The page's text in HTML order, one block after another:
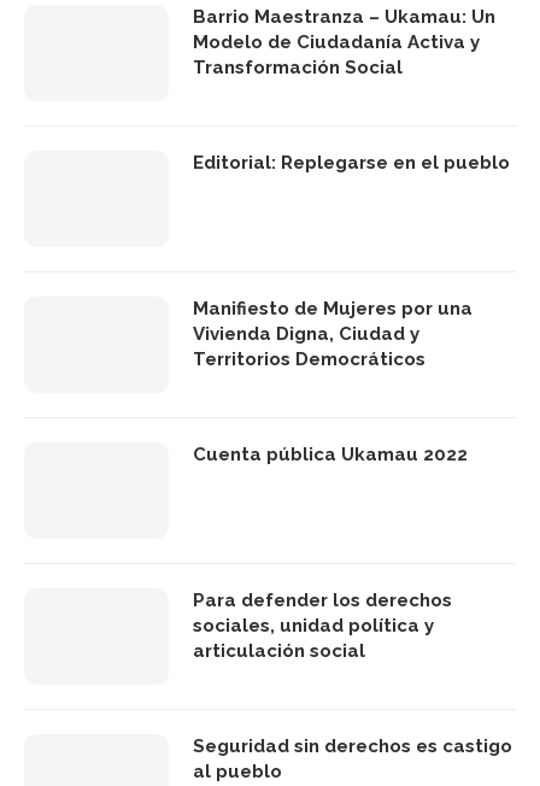
Barrio Maestranza – Ukamau: Un
Modelo de Ciudadanía Activa y
Transformación Social
Editorial: Replegarse en el pueblo
Manifiesto de Mujeres por una
Vivienda Digna, Ciudad y
Territorios Democráticos
Cuenta pública Ukamau 2022
Para defender los derechos
sociales, unidad política y
articulación social
Seguridad sin derechos es castigo
al pueblo